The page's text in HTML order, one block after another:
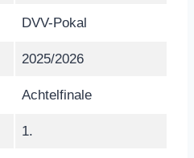
DVV-Pokal
2025/2026
Achtelfinale
1.